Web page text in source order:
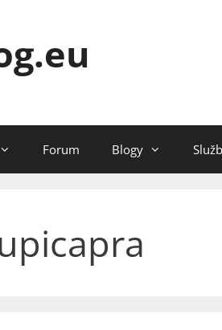
Forum Blogy